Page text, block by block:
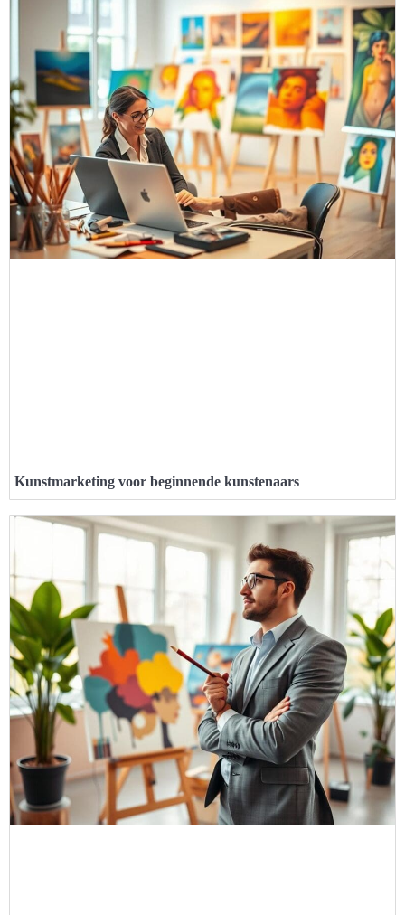
Kunstmarketing voor beginnende kunstenaars